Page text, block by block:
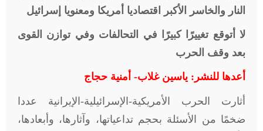
النار والخاسر الأكبر اقتصاديا أمريكا ومعنويا إسرائيل
لا أتوقع تغييرًا كبيرًا في التحالفات وفي توازن القوى
بعد وقف الحرب
أعدها للنشر: ياسين غلاب- أمنية حجاج
أثارت الحرب الأمريكية-الإسرائيلية-الإيرانية عددا
ضخمًا من الأسئلة بحجم تداعياتها، وآثارها، وأبعادها،